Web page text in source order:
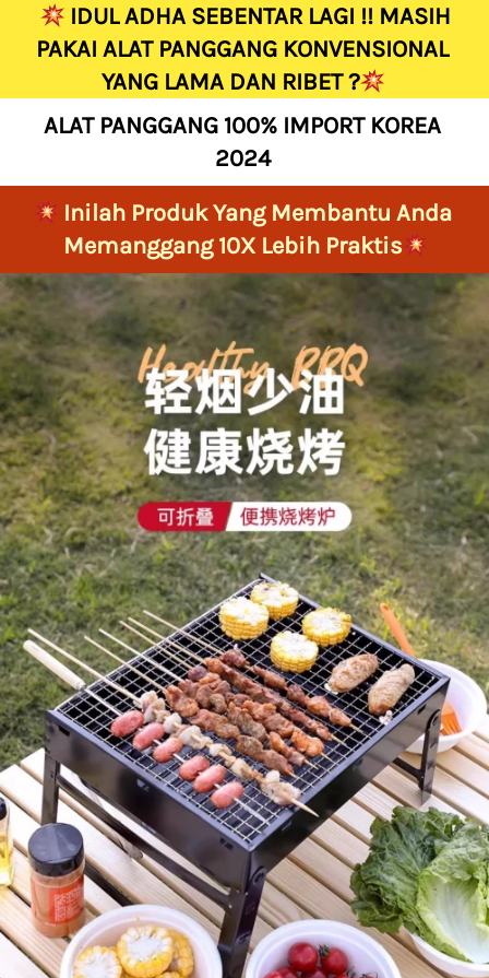
IDUL ADHA SEBENTAR LAGI !! MASIH
PAKAI ALAT PANGGANG KONVENSIONAL
YANG LAMA DAN RIBET ?
ALAT PANGGANG 100% IMPORT KOREA
2024
Inilah Produk Yang Membantu Anda
Memanggang 10X Lebih Praktis